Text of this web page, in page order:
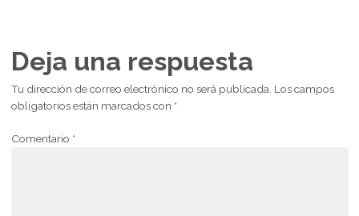
Deja una respuesta
Tu dirección de correo electrónico no será publicada. Los campos
obligatorios están marcados con *
Comentario *